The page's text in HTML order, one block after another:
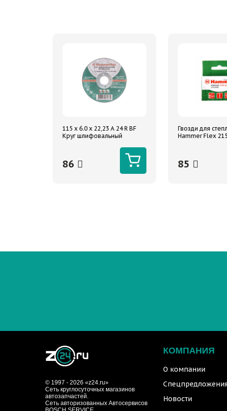
115 x 6.0 x 22,23 A 24 R BF
Круг шлифовальный
металлу цена за 1шт
86
Гвозди для
Hammer Flex
образные (тип
85
© 1997 - 2026 «z24.ru»
Cеть круглосуточных магазинов
автозапчастей.
Сеть авторизованных Автосервисов
КОМПАНИЯ
О компании
Новости